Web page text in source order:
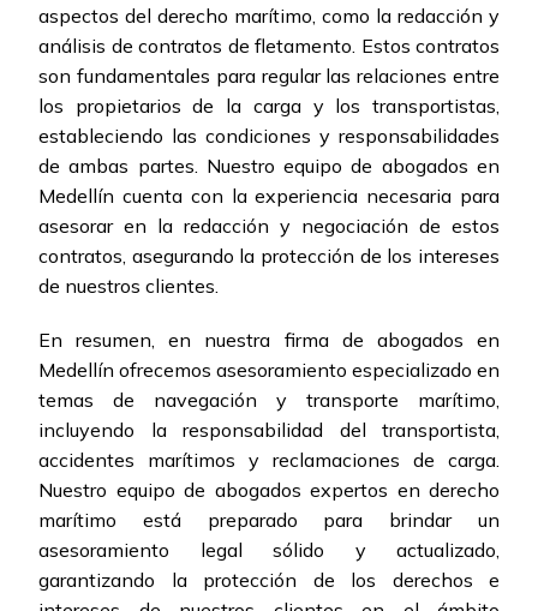
aspectos del derecho marítimo, como la redacción y
análisis de contratos de fletamento. Estos contratos
son fundamentales para regular las relaciones entre
los propietarios de la carga y los transportistas,
estableciendo las condiciones y responsabilidades
de ambas partes. Nuestro equipo de abogados en
Medellín cuenta con la experiencia necesaria para
asesorar en la redacción y negociación de estos
contratos, asegurando la protección de los intereses
de nuestros clientes.
En resumen, en nuestra firma de abogados en
Medellín ofrecemos asesoramiento especializado en
temas de navegación y transporte marítimo,
incluyendo la responsabilidad del transportista,
accidentes marítimos y reclamaciones de carga.
Nuestro equipo de abogados expertos en derecho
marítimo está preparado para brindar un
asesoramiento legal sólido y actualizado,
garantizando la protección de los derechos e